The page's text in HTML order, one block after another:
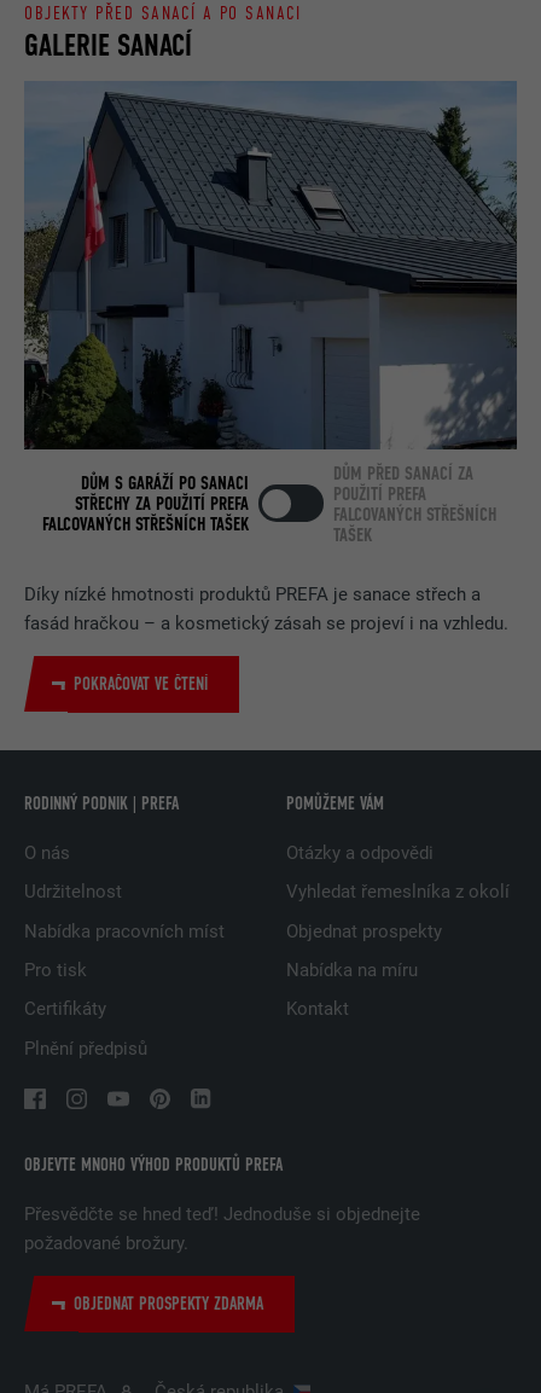
Díky nízké hmotnosti produktů PREFA je sanace střech a
fasád hračkou – a kosmetický zásah se projeví i na vzhledu.
POKRAČOVAT VE ČTENÍ
GALERIE SANACÍ
OBJEKTY PŘED SANACÍ A PO SANACI
DŮM S GARÁŽÍ PO SANACI
STŘECHY ZA POUŽITÍ PREFA
FALCOVANÝCH STŘEŠNÍCH TAŠEK
DŮM PŘED SANACÍ ZA
POUŽITÍ PREFA
FALCOVANÝCH STŘEŠNÍCH
TAŠEK
OBJEVTE MNOHO VÝHOD PRODUKTŮ PREFA
Přesvědčte se hned teď! Jednoduše si objednejte
požadované brožury.
OBJEDNAT PROSPEKTY ZDARMA
RODINNÝ PODNIK | PREFA
O nás
Udržitelnost
Nabídka pracovních míst
Pro tisk
Certifikáty
Plnění předpisů
POMŮŽEME VÁM
Otázky a odpovědi
Vyhledat řemeslníka z okolí
Objednat prospekty
Nabídka na míru
Kontakt